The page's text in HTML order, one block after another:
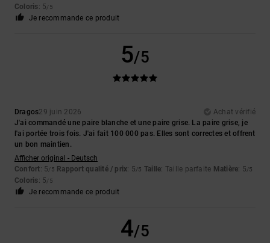
Coloris: 5/5
Je recommande ce produit
5/5
Dragos29 juin 2026
Achat vérifié
J'ai commandé une paire blanche et une paire grise. La paire grise, je
l'ai portée trois fois. J'ai fait 100 000 pas. Elles sont correctes et offrent
un bon maintien.
Afficher original - Deutsch
Confort: 5/5 Rapport qualité / prix: 5/5 Taille: Taille parfaite Matière: 5/5
Coloris: 5/5
Je recommande ce produit
4/5